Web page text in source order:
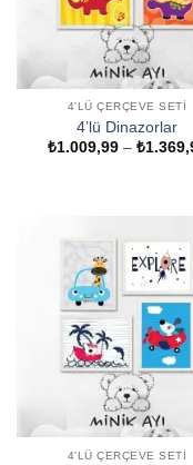
4'LÜ ÇERÇEVE SETI
4’lü Dinazorlar
₺1.009,99 – ₺
4'LÜ ÇERÇEVE SETI